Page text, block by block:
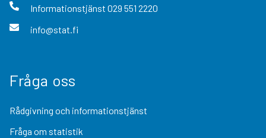
Informationstjänst 029 551 2220
info@stat.fi
Fråga oss
Rådgivning och informationstjänst
Fråga om statistik